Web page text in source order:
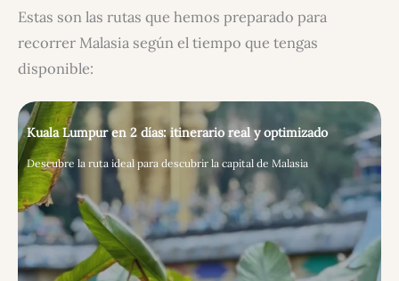
Estas son las rutas que hemos preparado para
recorrer Malasia según el tiempo que tengas
disponible:
Kuala Lumpur en 2 días: itinerario real y optimizado
Descubre la ruta ideal para descubrir la capital de Malasia